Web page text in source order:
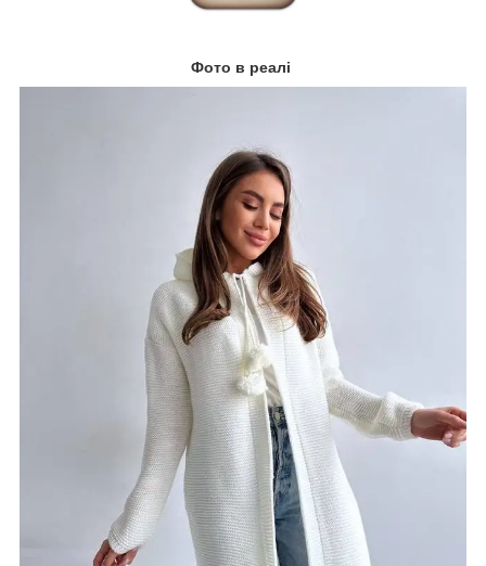
Фото в реалі